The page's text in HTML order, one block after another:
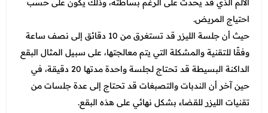
الألم الذي قد يحدث على الرغم بساطته، وذلك يكون على حسب
احتياج المريض.
حيث أن جلسة الليزر قد تستغرق من 10 دقائق إلى نصف ساعة
وفقًا للتقنية والمشكلة التي يتم معالجتها، على سبيل المثال البقع
الداكنة البسيطة قد تحتاج لجلسة واحدة مدتها 20 دقيقة، في
حين آخر أن الندبات والتصبغات قد تحتاج إلى عدة جلسات من
تقنيات الليزر للقضاء بشكل نهائي على هذه البقع.